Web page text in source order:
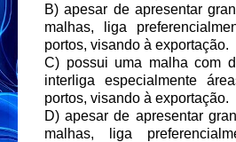
B) apesar de apresentar
malhas, liga
portos, visando à exportação.
C) possui uma malha com
interliga especialmente
portos, visando à exportação.
D) apesar de apresentar
malhas, liga